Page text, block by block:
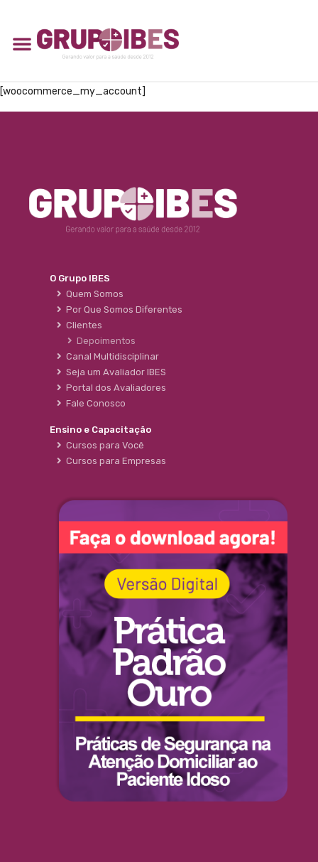
[woocommerce_my_account]
O Grupo IBES
Quem Somos
Por Que Somos Diferentes
Clientes
Depoimentos
Canal Multidisciplinar
Seja um Avaliador IBES
Portal dos Avaliadores
Fale Conosco
Ensino e Capacitação
Cursos para Você
Cursos para Empresas